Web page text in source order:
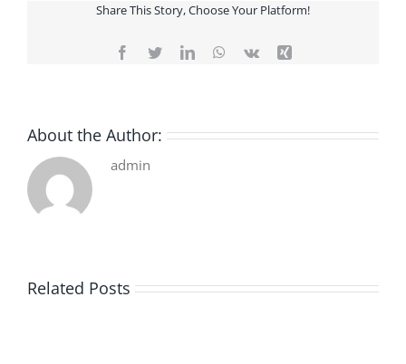
Share This Story, Choose Your Platform!
Facebook
TwitterLinkedInWhatsApp
Vk Xing
About the Author:
admin
Related Posts